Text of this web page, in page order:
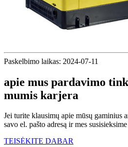
Paskelbimo laikas: 2024-07-11
apie mus pardavimo
mumis karjera
Jei turite klausimų apie mūsų gaminius
savo el. pašto adresą ir mes
TEISĖKITE DABAR